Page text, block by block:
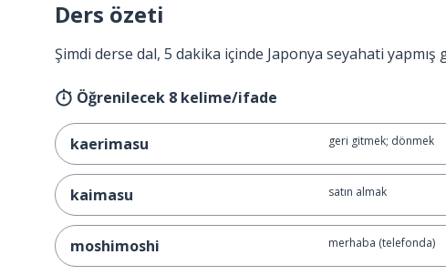
Ders özeti
Şimdi derse dal, 5 dakika içinde Japonya seyahati yapmış
Öğrenilecek 8 kelime/ifade
kaerimasu geri gitmek; dönmek
kaimasu satın almak
moshimoshi merhaba (telefonda)